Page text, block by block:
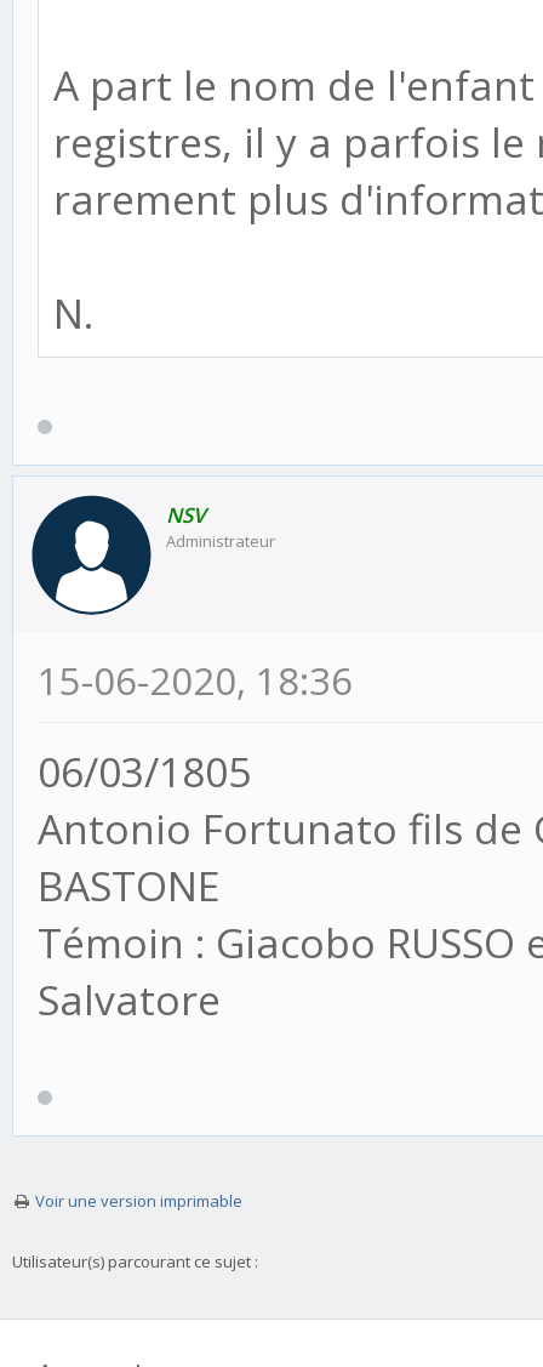
A part le nom de
registres, il y a parfois
rarement plus
N.
NSV
Administrateur
15-06-2020, 18:36
06/03/1805
Antonio Fortunato fils de
BASTONE
Témoin : Giacobo RUSSO
Salvatore
Voir une version imprimable
Utilisateur(s) parcourant ce sujet :